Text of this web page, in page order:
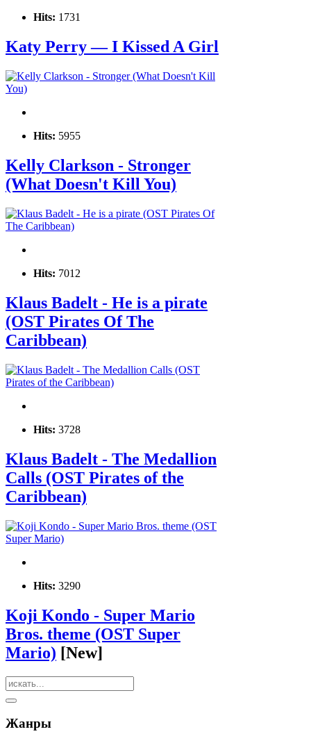
Hits: 1731
Katy Perry — I Kissed A Girl
Hits: 5955
Kelly Clarkson - Stronger
(What Doesn't Kill You)
Hits: 7012
Klaus Badelt - He is a pirate
(OST Pirates Of The
Caribbean)
Hits: 3728
Klaus Badelt - The Medallion
Calls (OST Pirates of the
Caribbean)
Hits: 3290
Koji Kondo - Super Mario
Bros. theme (OST Super
Mario) [New]
Жанры